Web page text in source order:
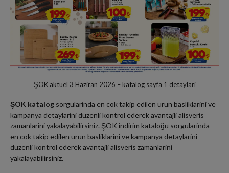
ŞOK aktüel 3 Haziran 2026 – katalog sayfa 1 detaylari
ŞOK katalog sorgularinda en cok takip edilen urun basliklarini ve
kampanya detaylarini duzenli kontrol ederek avantajli alisveris
zamanlarini yakalayabilirsiniz. ŞOK indirim kataloğu sorgularinda
en cok takip edilen urun basliklarini ve kampanya detaylarini
duzenli kontrol ederek avantajli alisveris zamanlarini
yakalayabilirsiniz.